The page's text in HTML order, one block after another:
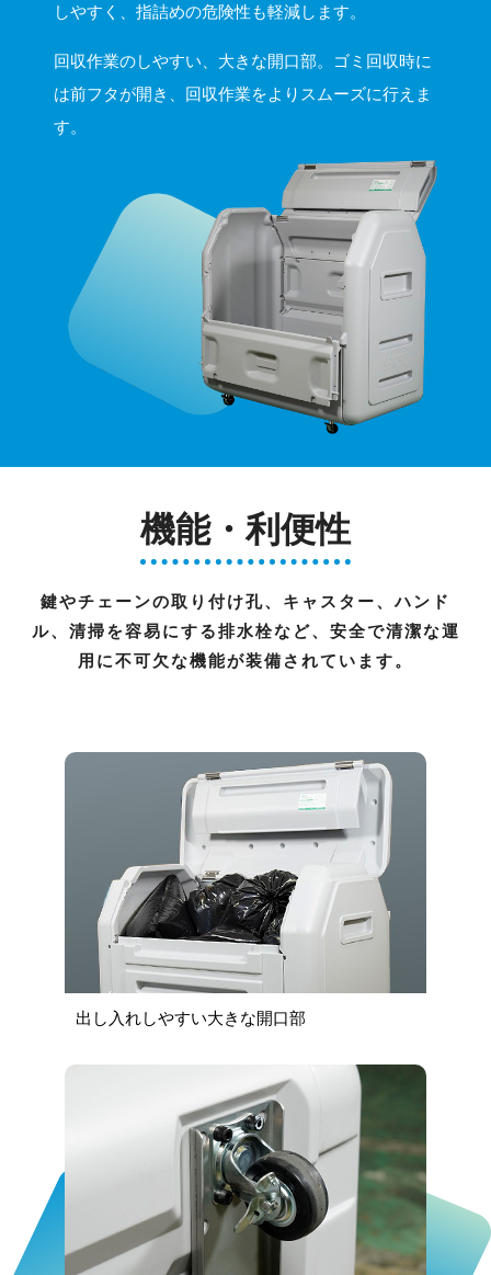
しやすく、指詰めの危険性も軽減します。
回収作業のしやすい、大きな開口部。ゴミ回収時に
は前フタが開き、回収作業をよりスムーズに行えま
す。
機能・利便性
鍵やチェーンの取り付け孔、キャスター、ハンド
ル、 清掃を容易にする排水栓など、安全で清潔な運
用に不可欠な機能が装備されています。
出し入れしやすい大きな開口部